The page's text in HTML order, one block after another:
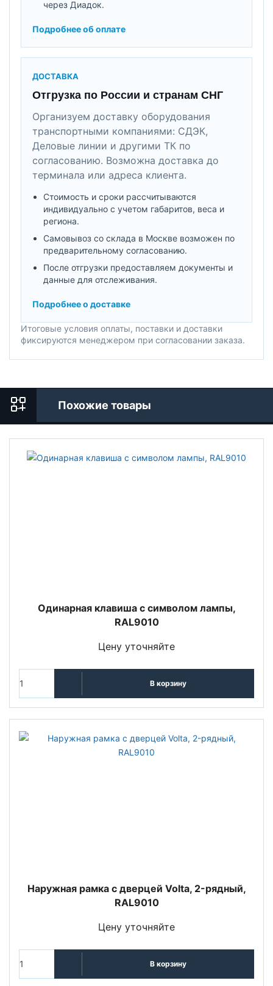
через Диадок.
Подробнее об оплате
ДОСТАВКА
Отгрузка по России и странам СНГ
Организуем доставку оборудования
транспортными компаниями: СДЭК,
Деловые линии и другими ТК по
согласованию. Возможна доставка до
терминала или адреса клиента.
Стоимость и сроки рассчитываются
индивидуально с учетом габаритов, веса и
региона.
Самовывоз со склада в Москве возможен по
предварительному согласованию.
После отгрузки предоставляем документы и
данные для отслеживания.
Подробнее о доставке
Итоговые условия оплаты, поставки и доставки
фиксируются менеджером при согласовании заказа.
Похожие товары
Одинарная клавиша с символом лампы,
RAL9010
Цену уточняйте
В корзину
Наружная рамка с дверцей Volta, 2-рядный,
RAL9010
Цену уточняйте
В корзину